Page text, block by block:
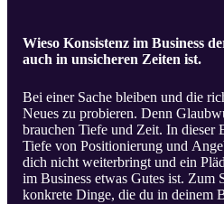
Wieso Konsistenz im Business
auch in unsicheren Zeiten ist.
Bei einer Sache bleiben und die
Neues zu probieren. Denn
brauchen Tiefe und Zeit. In dieser
Tiefe von Positionierung und
dich nicht weiterbringt und ein
im Business etwas Gutes ist. Zum
konkrete Dinge, die du in deinem